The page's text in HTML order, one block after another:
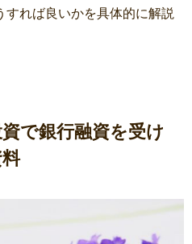
すれば良いかを具体的に解説
で銀行融資を受け